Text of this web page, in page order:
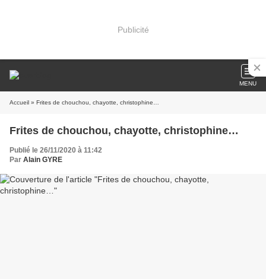
Publicité
MENU
Accueil » Frites de chouchou, chayotte, christophine…
Frites de chouchou, chayotte, christophine…
Publié le 26/11/2020 à 11:42
Par Alain GYRE